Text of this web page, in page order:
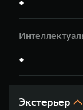
●
Экстерьер